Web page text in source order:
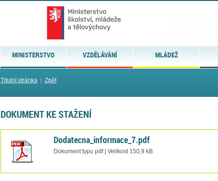
MINISTERSTVO VZDĚLÁVÁNÍ MLÁDEŽ
Titulní stránka| Zpět
DOKUMENT KE STAŽENÍ
Dodatecna_informace_7.pdf
Dokument typu pdf | Velikost 150,9 kB